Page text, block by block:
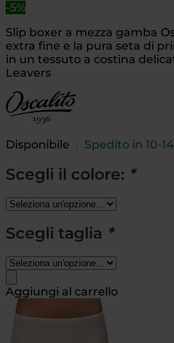
-5%
Slip boxer a mezza gamba
extra fine e la pura seta di
in un tessuto a costina
Leavers
Disponibile Spedito in 10-
Scegli il colore: *
Scegli taglia *
Aggiungi al carrello